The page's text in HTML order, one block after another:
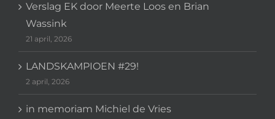
Verslag EK door Meerte Loos en Brian
Wassink
21 april, 2026
LANDSKAMPIOEN #29!
2 april, 2026
in memoriam Michiel de Vries